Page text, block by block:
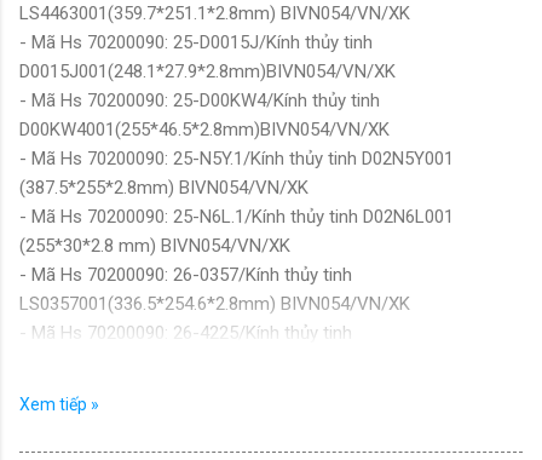
LS4463001(359.7*251.1*2.8mm) BIVN054/VN/XK
- Mã Hs 70200090: 25-D0015J/Kính thủy tinh
D0015J001(248.1*27.9*2.8mm)BIVN054/VN/XK
- Mã Hs 70200090: 25-D00KW4/Kính thủy tinh
D00KW4001(255*46.5*2.8mm)BIVN054/VN/XK
- Mã Hs 70200090: 25-N5Y.1/Kính thủy tinh D02N5Y001
(387.5*255*2.8mm) BIVN054/VN/XK
- Mã Hs 70200090: 25-N6L.1/Kính thủy tinh D02N6L001
(255*30*2.8 mm) BIVN054/VN/XK
- Mã Hs 70200090: 26-0357/Kính thủy tinh
LS0357001(336.5*254.6*2.8mm) BIVN054/VN/XK
- Mã Hs 70200090: 26-4225/Kính thủy tinh
(Kính thủy tinh) đã được mài và vát cạnh, KT: 381*264*2.8mm,
Mới 100%/VN/XK
Xem tiếp »